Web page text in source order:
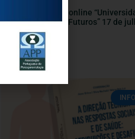
Convite | Webinar online
Impactos, Sonhar Futuros” 17 de
14:30
7 Julho, 2026